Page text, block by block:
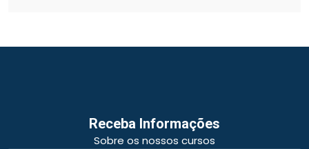
Receba Informações
Sobre os nossos cursos